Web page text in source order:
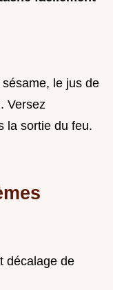
le jus de
Versez
la sortie du feu.
décalage de